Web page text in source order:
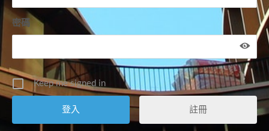
密碼
Keep me signed in
註冊